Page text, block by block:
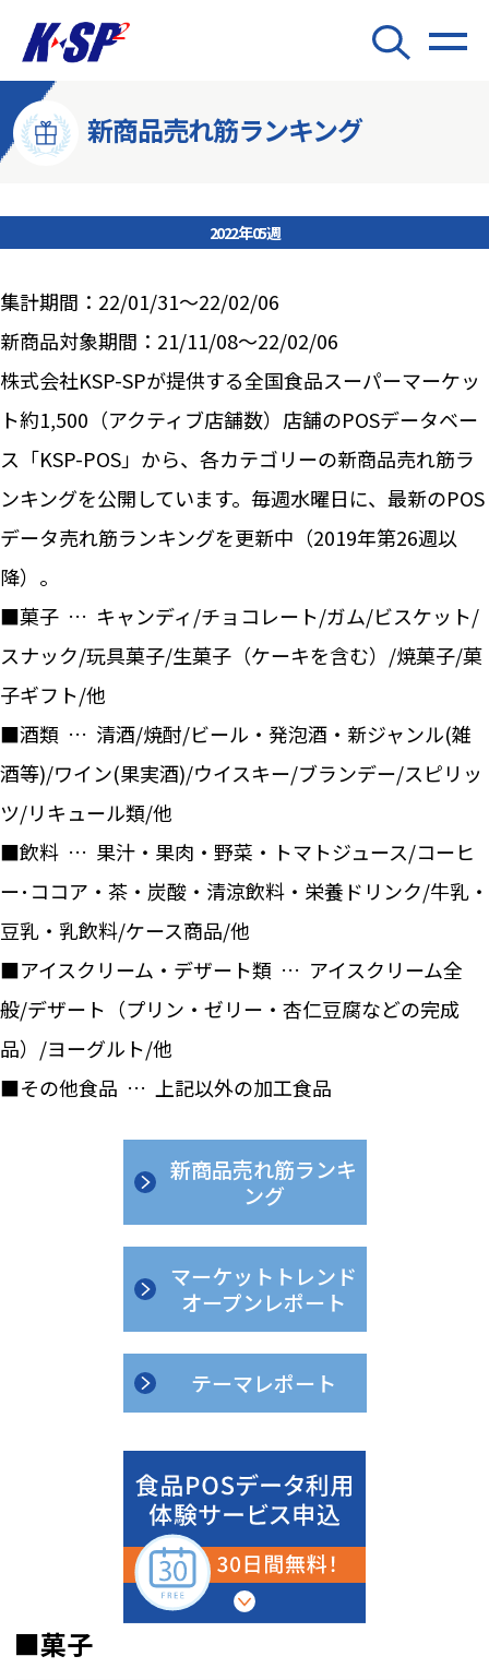
新商品売れ筋ランキング
2022年05週
集計期間：22/01/31～22/02/06
新商品対象期間：21/11/08～22/02/06
株式会社KSP-SPが提供する全国食品スーパーマーケッ
ト約1,500（アクティブ店舗数）店舗のPOSデータベー
ス「KSP-POS」から、各カテゴリーの新商品売れ筋ラ
ンキングを公開しています。毎週水曜日に、最新のPOS
データ売れ筋ランキングを更新中（2019年第26週以
降）。
■菓子 … キャンディ/チョコレート/ガム/ビスケット/
スナック/玩具菓子/生菓子（ケーキを含む）/焼菓子/菓
子ギフト/他
■酒類 … 清酒/焼酎/ビール・発泡酒・新ジャンル(雑
酒等)/ワイン(果実酒)/ウイスキー/ブランデー/スピリッ
ツ/リキュール類/他
■飲料 … 果汁・果肉・野菜・トマトジュース/コーヒ
ー･ココア・茶・炭酸・清涼飲料・栄養ドリンク/牛乳・
豆乳・乳飲料/ケース商品/他
■アイスクリーム・デザート類 … アイスクリーム全
般/デザート（プリン・ゼリー・杏仁豆腐などの完成
品）/ヨーグルト/他
■その他食品 … 上記以外の加工食品
新商品売れ筋ランキ
ング
マーケットトレンド
オープンレポート
テーマレポート
■菓子